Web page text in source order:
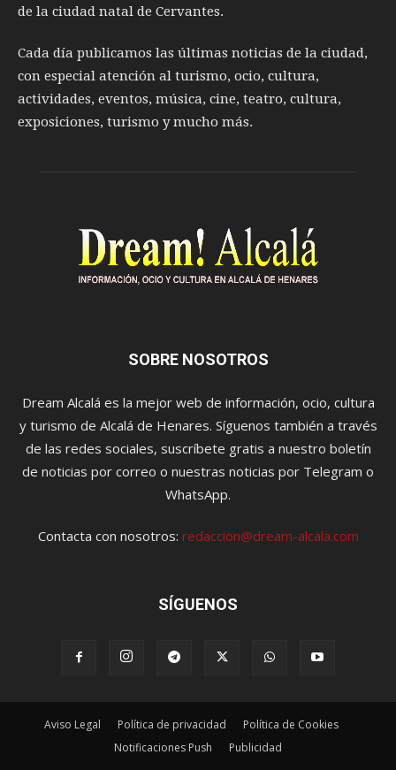
de la ciudad natal de Cervantes.
Cada día publicamos las últimas noticias de la ciudad,
con especial atención al turismo, ocio, cultura,
actividades, eventos, música, cine, teatro, cultura,
exposiciones, turismo y mucho más.
SOBRE NOSOTROS
Dream Alcalá es la mejor web de información, ocio, cultura
y turismo de Alcalá de Henares. Síguenos también a través
de las redes sociales, suscríbete gratis a nuestro boletín
de noticias por correo o nuestras noticias por Telegram o
WhatsApp.
Contacta con nosotros: redaccion@dream-alcala.com
SÍGUENOS
Aviso Legal Política de privacidad
Política de Cookies
Notificaciones Push
Publicidad